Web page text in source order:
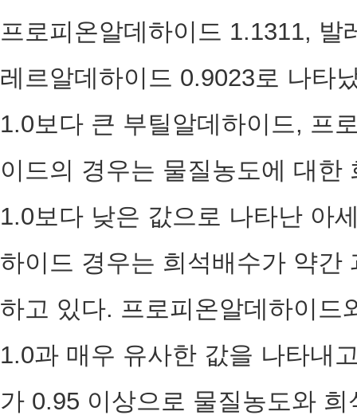
프로피온알데하이드 1.1311,
레르알데하이드 0.9023로 나타
1.0보다 큰 부틸알데하이드, 프
이드의 경우는 물질농도에 대
1.0보다 낮은 값으로 나타난 아
하이드 경우는 희석배수가 약간
하고 있다. 프로피온알데하이드
1.0과 매우 유사한 값을 나타내
가 0.95 이상으로 물질농도와